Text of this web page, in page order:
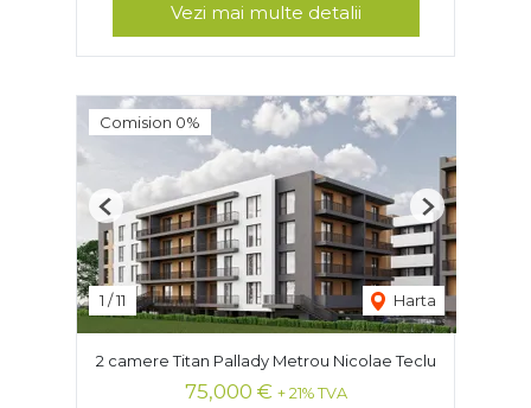
Vezi mai multe detalii
Comision 0%
1 /11 Harta
Previous Next
2 camere Titan Pallady Metrou Nicolae Teclu
75,000 € + 21% TVA